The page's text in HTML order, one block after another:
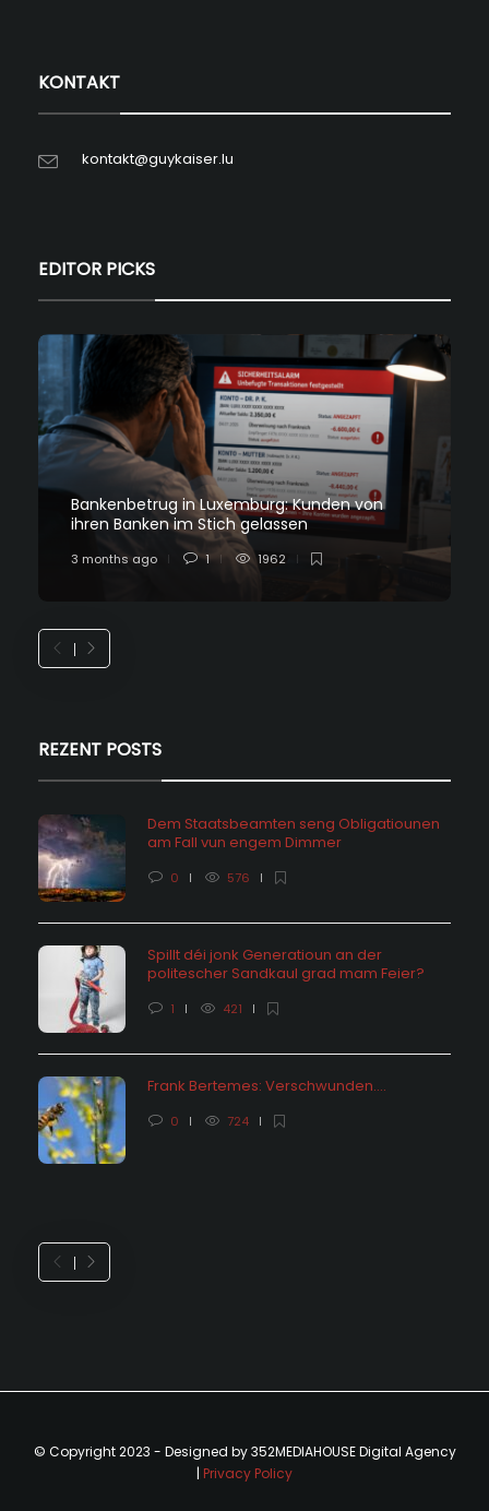
KONTAKT
kontakt@guykaiser.lu
EDITOR PICKS
Bankenbetrug in Luxemburg: Kunden von
ihren Banken im Stich gelassen
3 months ago 1 1962
REZENT POSTS
Dem Staatsbeamten seng Obligatiounen
am Fall vun engem Dimmer
0 576
Spillt déi jonk Generatioun an der
politescher Sandkaul grad mam Feier?
1 421
Frank Bertemes: Verschwunden….
0 724
© Copyright 2023 - Designed by 352MEDIAHOUSE Digital Agency
| Privacy Policy